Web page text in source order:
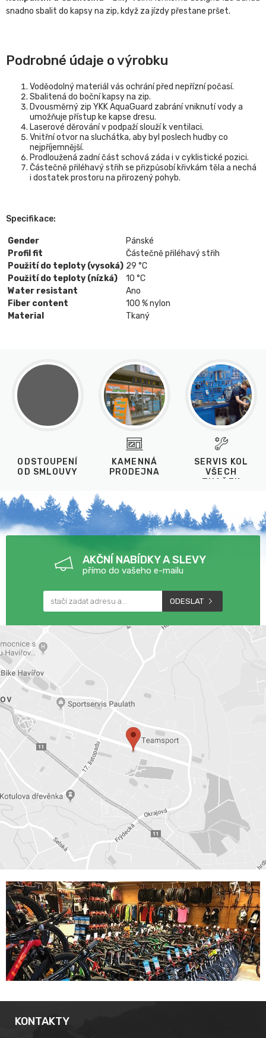
snadno sbalit do kapsy na zip, když za jízdy přestane pršet.
Podrobné údaje o výrobku
Voděodolný materiál vás ochrání před nepřízní počasí.
Sbalitená do boční kapsy na zip.
Dvousměrný zip YKK AquaGuard zabrání vniknutí vody a
umožňuje přístup ke kapse dresu.
Laserové děrování v podpaží slouží k ventilaci.
Vnitřní otvor na sluchátka, aby byl poslech hudby co
nejpříjemnější.
Prodloužená zadní část schová záda i v cyklistické pozici.
Částečně přiléhavý střih se přizpůsobí křivkám těla a nechá
i dostatek prostoru na přirozený pohyb.
Specifikace:
Gender
Pánské
Profil fit
Částečně přiléhavý střih
Použití do teploty (vysoká) 29 °C
Použití do teploty (nízká)
10 °C
Water resistant
Ano
Fiber content
100 % nylon
Material
Tkaný
ODSTOUPENÍ
OD SMLOUVY
KAMENNÁ
PRODEJNA
SERVIS KOL
VŠECH
ZNAČEK
AKČNÍ NABÍDKY A SLEVY
přímo do vašeho e-mailu
ODESLAT
KONTAKTY